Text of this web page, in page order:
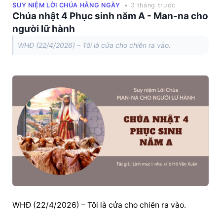
SUY NIỆM LỜI CHÚA HẰNG NGÀY • 3 tháng trước
Chúa nhật 4 Phục sinh năm A - Man-na cho
người lữ hành
WHĐ (22/4/2026) – Tôi là cửa cho chiên ra vào.
WHĐ (22/4/2026) – Tôi là cửa cho chiên ra vào.